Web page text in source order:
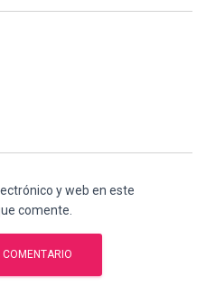
y web en este
comente.